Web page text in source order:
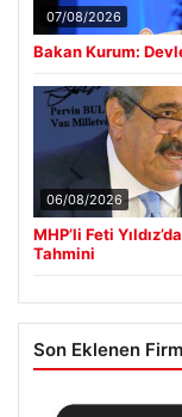
07/08/2026
Bakan Kurum:
06/08/2026
MHP’li Feti
Tahmini
Son Eklenen